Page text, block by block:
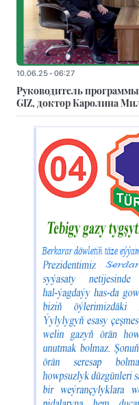
10.06.25 - 06:27
Руководитель
GIZ, доктор Каролина